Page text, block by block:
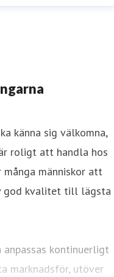
känna sig välkomna,
roligt att handla hos
människor att
god kvalitet till lägsta
kontinuerligt
marknadsför, utöver